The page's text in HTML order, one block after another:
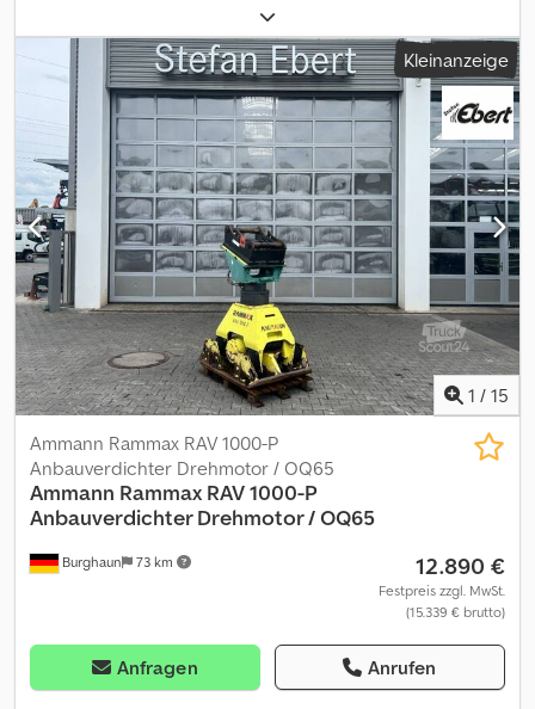
, Baujahr:
Ammann ARX26 Baujahr: 2015 Kraftstoff: Diesel Gewicht: 2460 kg
Leistung: 22,5 kW Max. Arbeitsbreite: 1,2 m Betriebsstunden: 516
Dkjdpfxoy Rxx Tj Ankor Transportabmessungen: 2330 x 1630 x
2550 mm Lagernd Beschreibung: Die Maschine befindet sich in
gutem Zustand, Motor und Hydraulik sind sehr sauber und
funktionieren einwandfrei. Der Preis ist NETTO für den Export. Bei
Fragen zu dieser Maschine schreiben Sie mir bitte eine E-Mail.
Wir sprechen: - Englisch - Deutsch - Ungarisch
Kleinanzeige
1 / 15
Burghaun 73 km
Ammann Rammax RAV 1000-P
Anbauverdichter Drehmotor / OQ65
Ammann Rammax RAV 1000-P
Anbauverdichter Drehmotor / OQ65
12.890 €
Festpreis zzgl. MwSt.
(15.339 € brutto)
Anfragen Anrufen